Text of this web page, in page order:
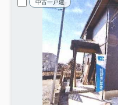
中古一戸建